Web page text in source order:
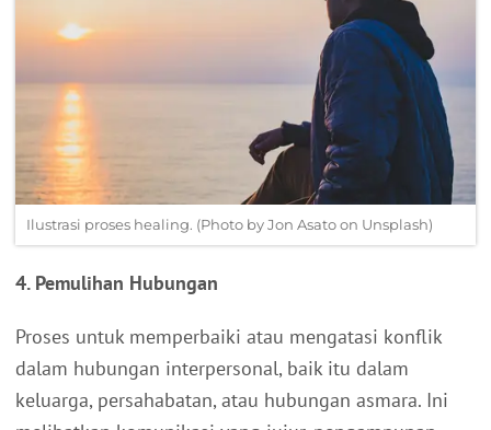
Ilustrasi proses healing. (Photo by Jon Asato on Unsplash)
4. Pemulihan Hubungan
Proses untuk memperbaiki atau mengatasi konflik
dalam hubungan interpersonal, baik itu dalam
keluarga, persahabatan, atau hubungan asmara. Ini